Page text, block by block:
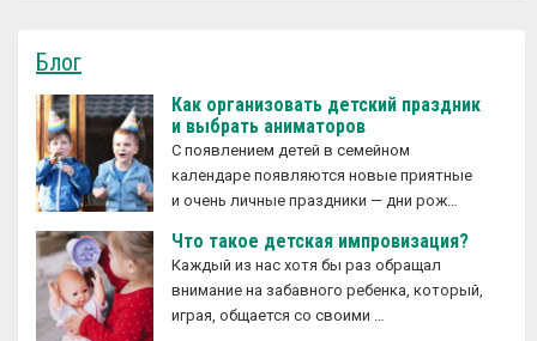
Блог
Как организовать детский праздник
и выбрать аниматоров
С появлением детей в семейном
календаре появляются новые приятные
и очень личные праздники — дни рож…
Что такое детская импровизация?
Каждый из нас хотя бы раз обращал
внимание на забавного ребенка, который,
играя, общается со своими …